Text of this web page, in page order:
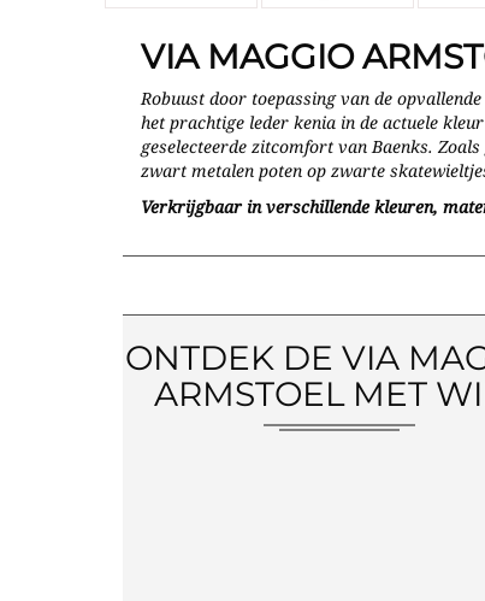
VIA MAGGIO
Robuust door toepassing van de
het prachtige leder kenia in de actuele
geselecteerde zitcomfort van Baenks.
zwart metalen poten op zwarte
Verkrijgbaar in verschillende kleuren,
ONTDEK DE VIA
ARMSTOEL MET